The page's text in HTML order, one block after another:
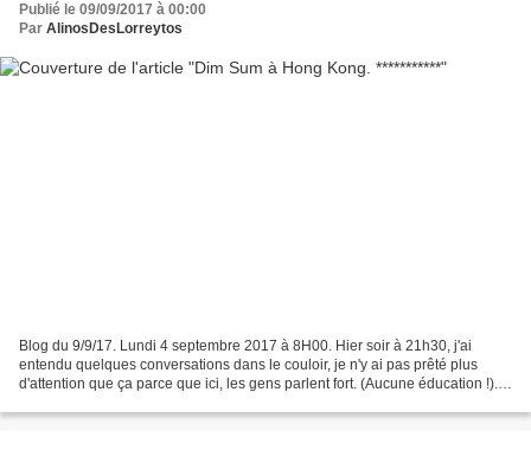
Publié le 09/09/2017 à 00:00
Par AlinosDesLorreytos
Blog du 9/9/17. Lundi 4 septembre 2017 à 8H00. Hier soir à 21h30, j'ai
entendu quelques conversations dans le couloir, je n'y ai pas prêté plus
d'attention que ça parce que ici, les gens parlent fort. (Aucune éducation !).